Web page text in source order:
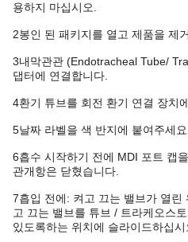
용하지 마십시오.
2봉인 된 패키지를 열고 제품을 제
3내막관관 (Endotracheal Tube/
댑터에 연결합니다.
4환기 튜브를 회전 환기 연결 장치
5날짜 라벨을 색 반지에 붙여주세요.
6흡수 시작하기 전에 MDI 포트 캡
관개항은 닫혔습니다.
7흡입 전에: 켜고 끄는 밸브가 열린
고 끄는 밸브를 튜브 / 트라케오스
있도록하는 위치에 슬라이드하십시